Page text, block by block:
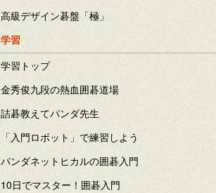
高級デザイン碁盤「極」
学習
学習トップ
金秀俊九段の熱血囲碁道場
詰碁教えてパンダ先生
「入門ロボット」で練習しよう
パンダネットヒカルの囲碁入門
10日でマスター！囲碁入門